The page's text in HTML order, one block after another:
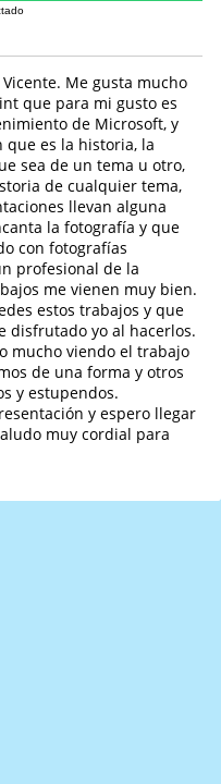
Vicente. Me gusta mucho
que para mi gusto es
de Microsoft, y
que es la historia, la
sea de un tema u otro,
de cualquier tema,
llevan alguna
la fotografía y que
con fotografías
profesional de la
me vienen muy bien.
estos trabajos y que
disfrutado yo al hacerlos.
mucho viendo el trabajo
de una forma y otros
y estupendos.
y espero llegar
muy cordial para